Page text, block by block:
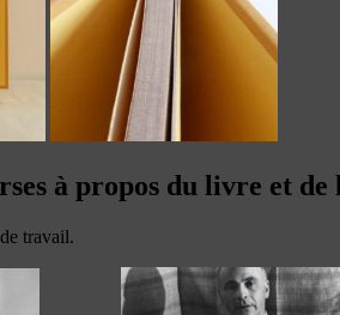
à propos du livre et de
travail.